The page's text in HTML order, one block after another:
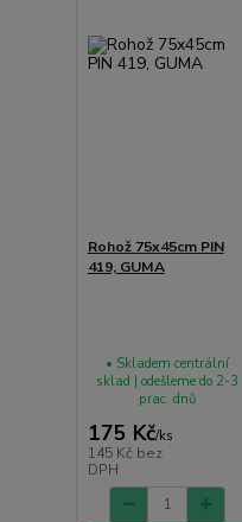
Rohož 75x45cm PIN
419, GUMA
175 Kč/ks
145 Kč bez
DPH
• Skladem centrální
sklad | odešleme do 2-3
prac. dnů